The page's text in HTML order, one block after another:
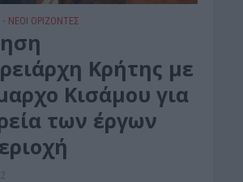
• ΝΕΟΙ ΟΡΙΖΟΝΤΕΣ
Κρήτης με
Κισάμου για
των έργων